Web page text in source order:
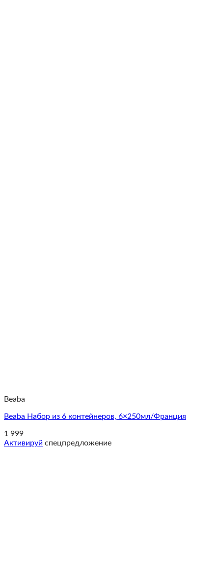
Beaba
Beaba Набор из 6 контейнеров, 6×250мл/Франция
1 999
Активируй спецпредложение